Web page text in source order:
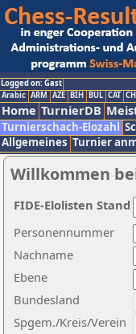
Logged on: Gast
Arabic ARM AZE BIH BUL CAT
Home TurnierDB
Turnierschach-Elozahl
Allgemeines Turnier
Willkommen
Nachname
Ebene
Personennummer
Bundesland
Spgem./Kreis/Verein
FIDE-Elolisten Stand